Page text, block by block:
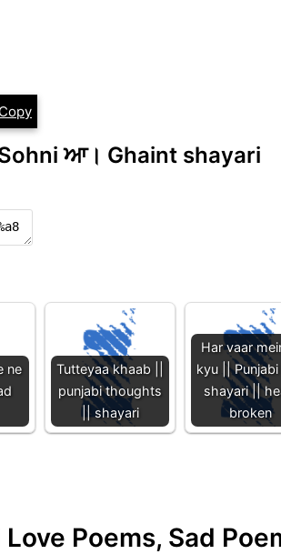
Copy
Sohni ਆ। Ghaint shayari
ne
Tutteyaa khaab ||
punjabi thoughts
|| shayari
Har vaar
kyu || Punjabi
shayari ||
broken
Poems, Sad